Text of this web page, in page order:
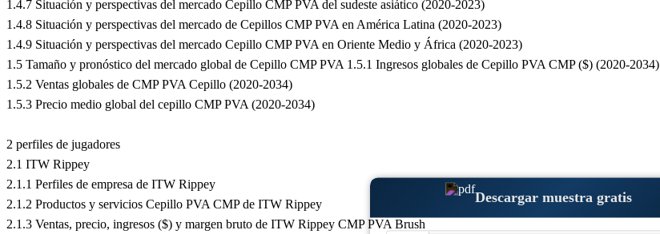
Descargar muestra gratis
1.4.7 Situación y perspectivas del mercado Cepillo CMP PVA del sudeste asiático (2020-2023)
1.4.8 Situación y perspectivas del mercado de Cepillos CMP PVA en América Latina (2020-2023)
1.4.9 Situación y perspectivas del mercado Cepillo CMP PVA en Oriente Medio y África (2020-2023)
1.5 Tamaño y pronóstico del mercado global de Cepillo CMP PVA 1.5.1 Ingresos globales de Cepillo PVA CMP ($) (2020-2034)
1.5.2 Ventas globales de CMP PVA Cepillo (2020-2034)
1.5.3 Precio medio global del cepillo CMP PVA (2020-2034)
2 perfiles de jugadores
2.1 ITW Rippey
2.1.1 Perfiles de empresa de ITW Rippey
2.1.2 Productos y servicios Cepillo PVA CMP de ITW Rippey
2.1.3 Ventas, precio, ingresos ($) y margen bruto de ITW Rippey CMP PVA Brush